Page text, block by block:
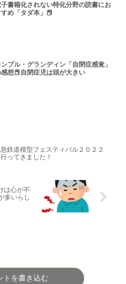
子書籍化されない特化分野の読書にお
め「タダ本」📕
ンプル・グランディン「自閉症感覚」
想📕自閉症児は頭が大きい
鉄道模型フェスティバル２０２２
ってきました！
は心が不
多いらし
トを書き込む